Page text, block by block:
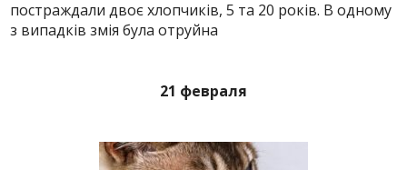
постраждали двоє хлопчиків, 5 та 20 років. В одному
з випадків змія була отруйна
21 февраля